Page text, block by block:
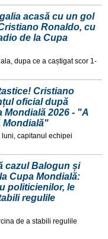
acasă cu un gol
Ronaldo, cu
de la Cupa
dupa ce a caștigat scor 1-
Cristiano
oficial după
Mondială 2026 - "A
Mondială"
luni, capitanul echipei
cazul Balogun și
Cupa Mondială:
politicienilor, le
regulile
de a stabili regulile